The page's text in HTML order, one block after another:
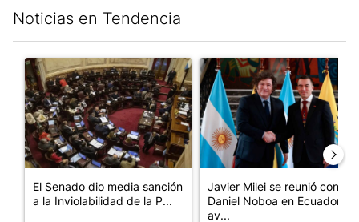
Noticias en Tendencia
Un artículo de tendencia con el título "El Senado dio media
El Senado dio media sanción
a la Inviolabilidad de la P...
Un artículo de tendencia con
Javier Milei se reunió con
Daniel Noboa en Ecuador y
av...